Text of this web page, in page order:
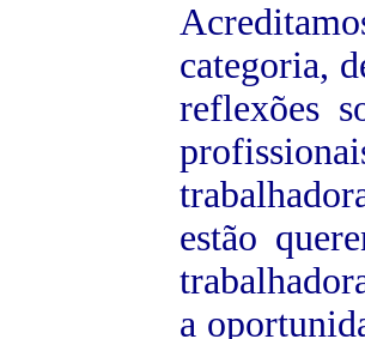
categoria,
reflexões
estão
a